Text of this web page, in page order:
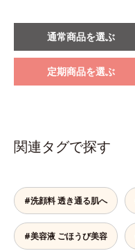
通常商品を選ぶ
定期商品を選ぶ
関連タグで探す
#洗顔料 透き通る肌へ
#美容液 ごほうび美容